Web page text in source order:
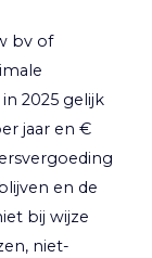
bv of
2025 gelijk
jaar en €
en de
bij wijze
niet-